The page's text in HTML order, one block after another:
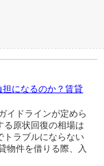
担になるのか？賃貸
イドラインが定めら
原状回復の相場は
ラブルにならない
物件を借りる際、入